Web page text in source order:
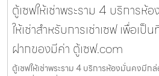
ตู้เซฟให้เช่าพระราม 4 บริการ
ให้เช่าสำหรับการเช่าเซฟ เพื่อเป็
ฝากของมีค่า ตู้เซฟ.com
ตู้เซฟให้เช่าพระราม 4 บริการห้องมั่นคงมีกล่